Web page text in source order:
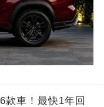
款車！最快1年回